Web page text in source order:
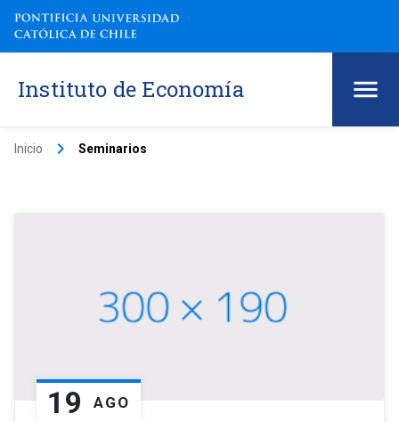
Instituto de Economía
Inicio keyboard_arrow_right Seminarios
19 AGO